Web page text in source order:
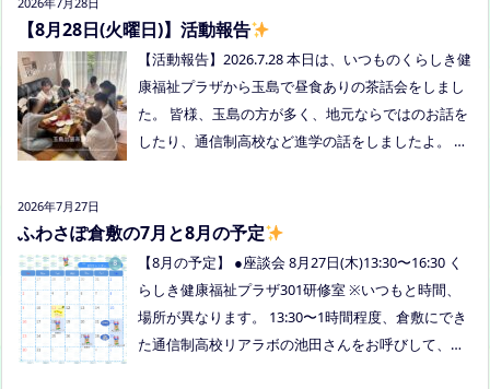
【8月28日(火曜日)】活動報告
【活動報告】2026.7.28 本日は、いつものくらしき健
康福祉プラザから玉島で昼食ありの茶話会をしまし
た。 皆様、玉島の方が多く、地元ならではのお話を
したり、通信制高校など進学の話をしましたよ。 通
ていただく予定にしていますので、ご興味のある方
2026年7月27日
ふわさぽ倉敷の7月と8月の予定
【8月の予定】 ●座談会 8月27日(木)13:30〜16:30 く
らしき健康福祉プラザ301研修室 ※いつもと時間、
場所が異なります。 13:30〜1時間程度、倉敷にでき
た通信制高校リアラボの池田さんをお呼びして、通